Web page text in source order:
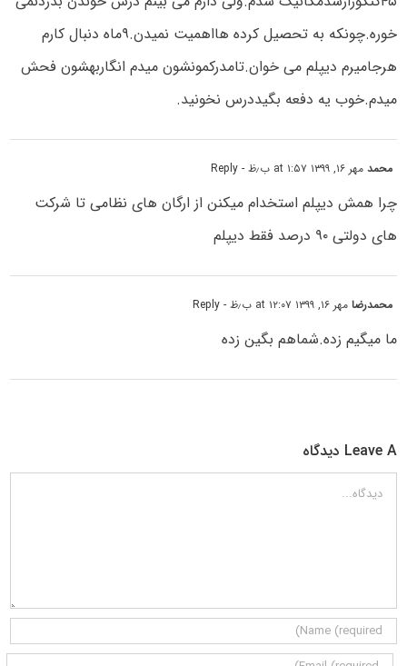
خوره.چونکه به تحصیل کرده هااهمیت نمیدن.۹ماه دنبال کارم
هرجامیرم دیپلم می خوان.تامدرکمونشون میدم انگاربهشون فحش
میدم.خوب یه دفعه بگیددرس نخونید.
محمدمهر ۱۶, ۱۳۹۹ at ۱:۵۷ ب٫ظ - Reply
چرا همش دیپلم استخدام میکنن از ارگان های نظامی تا شرکت
های دولتی ۹۰ درصد فقط دیپلم
محمدرضامهر ۱۶, ۱۳۹۹ at ۱۲:۰۷ ب٫ظ - Reply
ما میگیم زده.شماهم بگین زده
Leave A دیدگاه
دیدگاه